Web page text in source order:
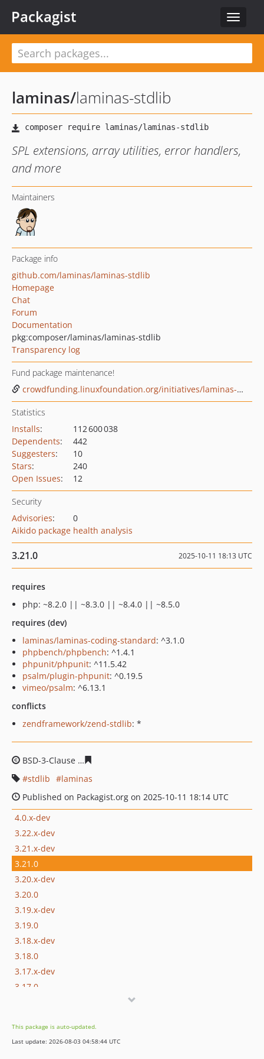
Toggle
Packagist
laminas/laminas-stdlib
SPL extensions, array utilities, error handlers,
and more
Maintainers
Package info
github.com/laminas/laminas-stdlib
Homepage
Chat
Forum
Documentation
pkg:composer/laminas/laminas-stdlib
Transparency log
Fund package maintenance!
crowdfunding.linuxfoundation.org/initiatives/laminas-project
Statistics
Installs:
112 600 038
Dependents:
442
Suggesters:
10
Stars:
240
Open Issues: 12
Security
Advisories:
0
Aikido package health analysis
3.21.0 2025-10-11 18:13 UTC
requires
php: ~8.2.0 || ~8.3.0 || ~8.4.0 || ~8.5.0
requires (dev)
laminas/laminas-coding-standard: ^3.1.0
phpbench/phpbench: ^1.4.1
phpunit/phpunit: ^11.5.42
psalm/plugin-phpunit: ^0.19.5
vimeo/psalm: ^6.13.1
conflicts
zendframework/zend-stdlib: *
BSD-3-Clause
stdlib
laminas
Published on Packagist.org on 2025-10-11 18:14 UTC
4.0.x-dev
3.22.x-dev
3.21.x-dev
3.21.0
3.20.x-dev
3.20.0
3.19.x-dev
3.19.0
3.18.x-dev
3.18.0
3.17.x-dev
3.17.0
3.16.0
3.15.x-dev
This package is auto-updated.
Last update: 2026-08-03 04:58:44 UTC